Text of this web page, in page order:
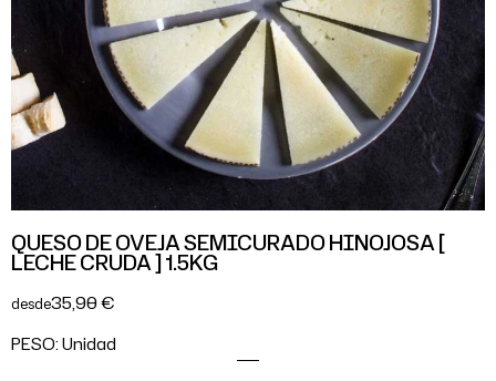
QUESO DE OVEJA SEMICURADO HINOJOSA [
LECHE CRUDA ] 1.5KG
desde35,90 €
PESO:Unidad